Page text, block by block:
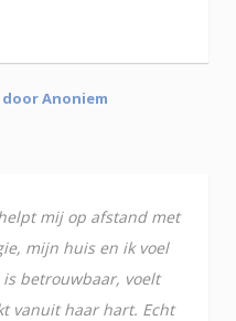
door Anoniem
mij op afstand met
mijn huis en ik voel
betrouwbaar, voelt
vanuit haar hart. Echt